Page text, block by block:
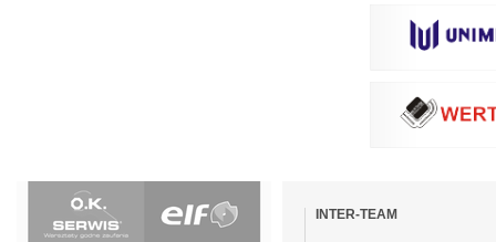
überspringen
INTER-TEAM